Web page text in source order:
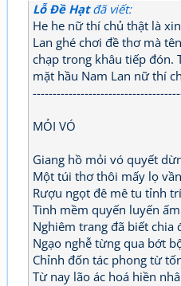
Lỗ Đề Hạtđã viết:
He he nữ thí chủ thật là
Lan ghé chơi đề thơ mà
chạp trong khâu tiếp đón.
mặt hầu Nam Lan nữ thí
MỎI VÓ
Giang hồ mỏi vó quyết
Một túi thơ thôi mấy lọ vần
Rượu ngọt đê mê tu tỉnh trí
Tình mềm quyến luyến
Nghiêm trang đã biết chia
Ngạo nghễ từng qua bớt
Chỉnh đốn tác phong từ
Từ nay lão ác hoá hiền